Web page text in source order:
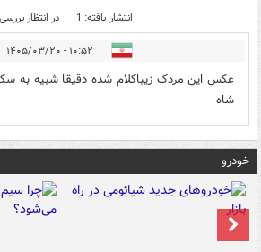
انتشار یافته: 1 در انتظار
۱۰:۵۲ - ۱۴۰۵/۰۳/۲۰
عکس این مردک زیباکلام شده دقیقا شبیه به
شاه
خودرو